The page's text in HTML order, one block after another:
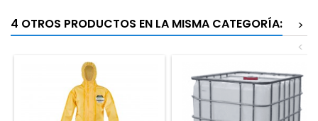
4 OTROS PRODUCTOS EN LA MISMA CATEGORÍA:
>
<